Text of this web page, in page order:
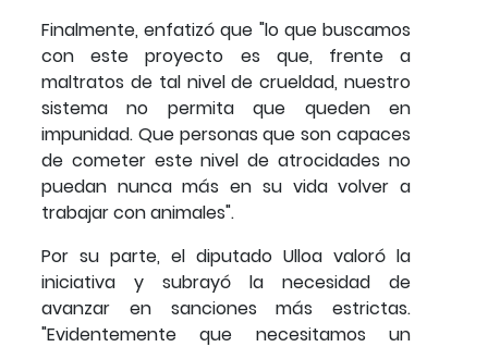
Finalmente, enfatizó que "lo que buscamos
con este proyecto es que, frente a
maltratos de tal nivel de crueldad, nuestro
sistema no permita que queden en
impunidad. Que personas que son capaces
de cometer este nivel de atrocidades no
puedan nunca más en su vida volver a
trabajar con animales".
Por su parte, el diputado Ulloa valoró la
iniciativa y subrayó la necesidad de
avanzar en sanciones más estrictas.
"Evidentemente que necesitamos un